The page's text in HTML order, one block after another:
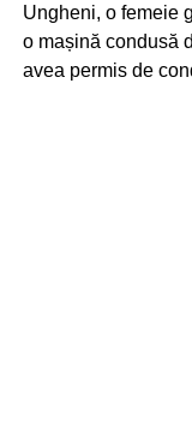
Ungheni, o femeie
o mașină condusă
avea permis de